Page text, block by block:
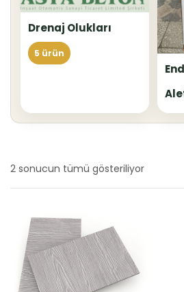
Drenaj Olukları
5 ürün
2 sonucun tümü gösteriliyor